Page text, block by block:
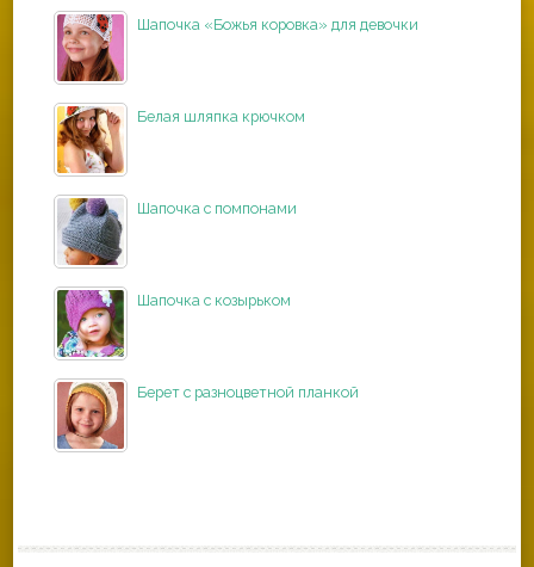
Шапочка «Божья коровка» для девочки
Белая шляпка крючком
Шапочка с помпонами
Шапочка с козырьком
Берет с разноцветной планкой